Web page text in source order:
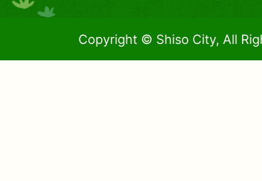
Copyright © Shiso City, All